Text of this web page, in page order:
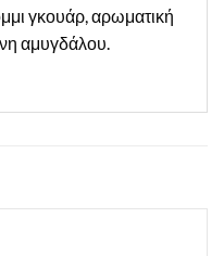
γκουάρ, αρωματική
αμυγδάλου.